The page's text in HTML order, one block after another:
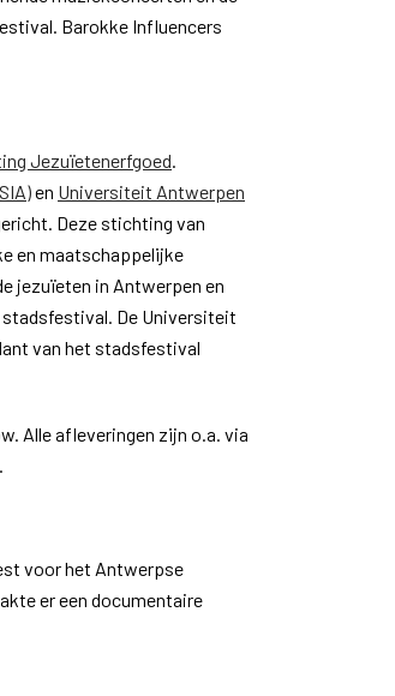
Barokke Influencers
Jezuïetenerfgoed.
en Universiteit Antwerpen
Deze stichting van
en maatschappelijke
jezuïeten in Antwerpen en
stadsfestival. De Universiteit
van het stadsfestival
Alle afleveringen zijn o.a. via
voor het Antwerpse
er een documentaire